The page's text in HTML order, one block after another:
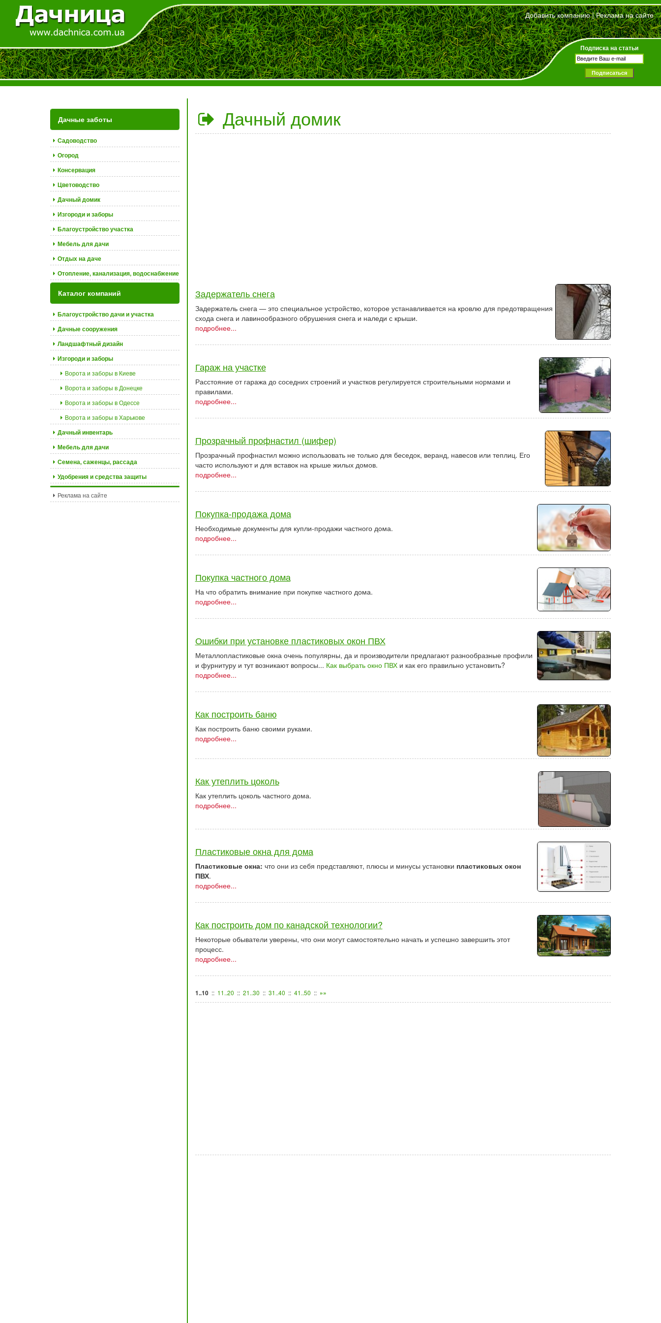
Добавить компанию|Реклама на сайте
Подписка на статьи
Дачные заботы
Садоводство
Огород
Консервация
Цветоводство
Дачный домик
Изгороди и заборы
Благоустройство участка
Мебель для дачи
Отдых на даче
Отопление, канализация, водоснабжение
Каталог компаний
Благоустройство дачи и участка
Дачные сооружения
Ландшафтный дизайн
Изгороди и заборы
Ворота и заборы в Киеве
Ворота и заборы в Донецке
Ворота и заборы в Одессе
Ворота и заборы в Харькове
Дачный инвентарь
Мебель для дачи
Семена, саженцы, рассада
Удобрения и средства защиты
Реклама на сайте
Дачный домик
Задержатель снега
Задержатель снега — это специальное устройство, которое устанавливается на кровлю для предотвращения
схода снега и лавинообразного обрушения снега и наледи с крыши.
подробнее...
Гараж на участке
Расстояние от гаража до соседних строений и участков регулируется строительными нормами и
правилами.
подробнее...
Прозрачный профнастил (шифер)
Прозрачный профнастил можно использовать не только для беседок, веранд, навесов или теплиц. Его
часто используют и для вставок на крыше жилых домов.
подробнее...
Покупка-продажа дома
Необходимые документы для купли-продажи частного дома.
подробнее...
Покупка частного дома
На что обратить внимание при покупке частного дома.
подробнее...
Ошибки при установке пластиковых окон ПВХ
Металлопластиковые окна очень популярны, да и производители предлагают разнообразные профили
и фурнитуру и тут возникают вопросы... Как выбрать окно ПВХи как его правильно установить?
подробнее...
Как построить баню
Как построить баню своими руками.
подробнее...
Как утеплить цоколь
Как утеплить цоколь частного дома.
подробнее...
Пластиковые окна для дома
Пластиковые окна: что они из себя представляют, плюсы и минусы установки пластиковых окон
ПВХ.
подробнее...
Как построить дом по канадской технологии?
Некоторые обыватели уверены, что они могут самостоятельно начать и успешно завершить этот
процесс.
подробнее...
1..10:: 11..20 :: 21..30 :: 31..40 :: 41..50 :: »»